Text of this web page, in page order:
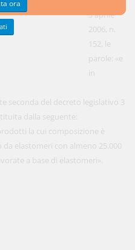
3 aprile
2006, n.
152, le
parole: «e
in
seconda del decreto legislativo 3
dalla seguente:
la cui composizione è
elastomeri con almeno 25.000
a base di elastomeri».
ora